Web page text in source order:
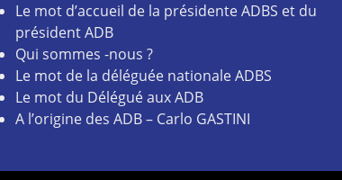
Le mot d’accueil de la présidente ADBS et du
président ADB
Qui sommes -nous ?
Le mot de la déléguée nationale ADBS
Le mot du Délégué aux ADB
A l’origine des ADB – Carlo GASTINI